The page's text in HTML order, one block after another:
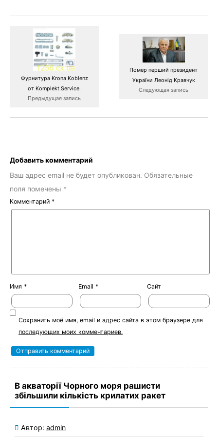
Фурнитура Krona Koblenz
от Komplekt Service.
Предыдущая запись
Помер перший президент
України Леонід Кравчук
Следующая запись
Добавить комментарий
Ваш адрес email не будет опубликован. Обязательные
поля помечены *
Комментарий *
Имя * Email * Сайт
Сохранить моё имя, email и адрес сайта в этом браузере для
последующих моих комментариев.
В акваторії Чорного моря рашисти
збільшили кількість крилатих ракет
Автор: admin